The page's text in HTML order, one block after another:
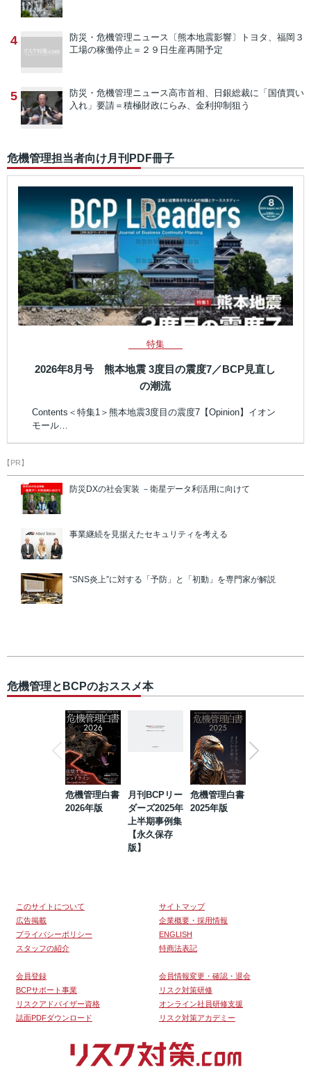
4 防災・危機管理ニュース 〔熊本地震影響〕トヨタ、福岡３
工場の稼働停止＝２９日生産再開予定
5 防災・危機管理ニュース高市首相、日銀総裁に「国債買い
入れ」要請＝積極財政にらみ、金利抑制狙う
危機管理担当者向け月刊PDF冊子
特集
2026年8月号 熊本地震 3度目の震度7／BCP見直し
の潮流
Contents＜特集1＞熊本地震3度目の震度7【Opinion】イオン
モール…
【PR】
防災DXの社会実装 －衛星データ利活用に向けて
事業継続を見据えたセキュリティを考える
“SNS炎上”に対する「予防」と「初動」を専門家が解説
危機管理とBCPのおススメ本
危機管理白書
2026年版
月刊BCPリー
ダーズ2025年
上半期事例集
【永久保存
版】
危機管理白書
2025年版
このサイトについて
サイトマップ
広告掲載
企業概要・採用情報
プライバシーポリシー
ENGLISH
スタッフの紹介
特商法表記
会員登録
会員情報変更・確認・退会
BCPサポート事業
リスク対策研修
リスクアドバイザー資格
オンライン社員研修支援
誌面PDFダウンロード
リスク対策アカデミー